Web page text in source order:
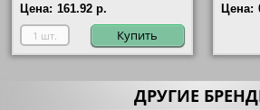
Цена: 161.92 р.
Купить
Цена:
ДРУГИЕ